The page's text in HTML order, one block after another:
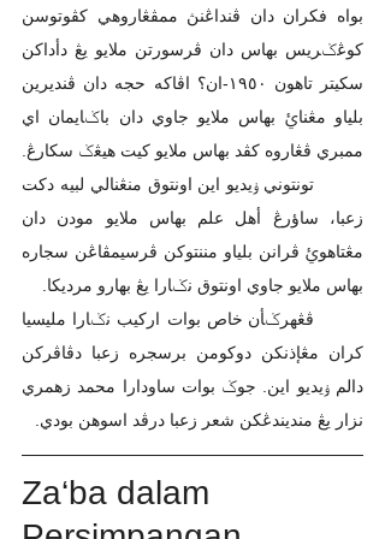
ممبري ڤڠاروه كڤد بهاس ملايو كيت هيڠݢ سكارڠ.
بهاس ملايو جاوي اونتوق نݢارا يڠ بهارو مرديكا.
نزار يڠ منديندڠكن شعر زعبا درڤد اسوهن بودي.
Za‘ba dalam